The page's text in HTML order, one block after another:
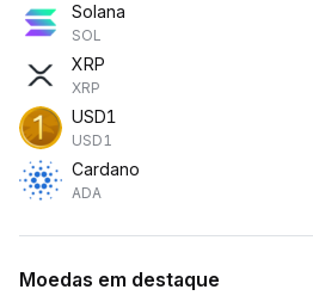
Solana
SOL
XRP
XRP
USD1
USD1
Cardano
ADA
Moedas em destaque